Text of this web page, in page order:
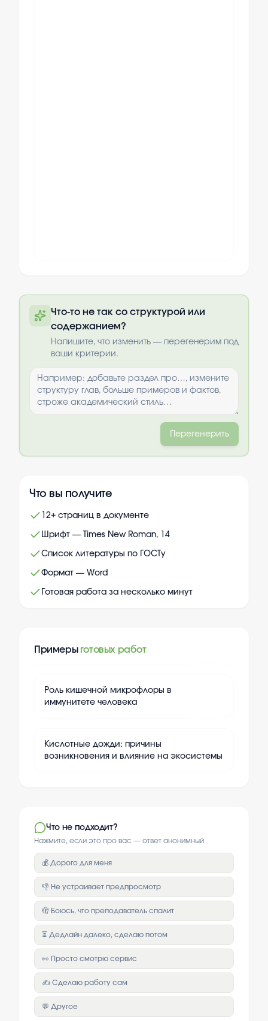
оплаты
Что-то не так со структурой или
содержанием?
Напишите, что изменить — перегенерим под
ваши критерии.
Перегенерить
Что вы получите
12+ страниц в документе
Шрифт — Times New Roman, 14
Список литературы по ГОСТу
Формат — Word
Готовая работа за несколько минут
Примеры готовых работ
Роль кишечной микрофлоры в
иммунитете человека
Кислотные дожди: причины
возникновения и влияние на экосистемы
Что не подходит?
Нажмите, если это про вас — ответ анонимный
💰 Дорого для меня
👎 Не устраивает предпросмотр
🫣 Боюсь, что преподаватель спалит
⏳ Дедлайн далеко, сделаю потом
👀 Просто смотрю сервис
✍️ Сделаю работу сам
💬 Другое